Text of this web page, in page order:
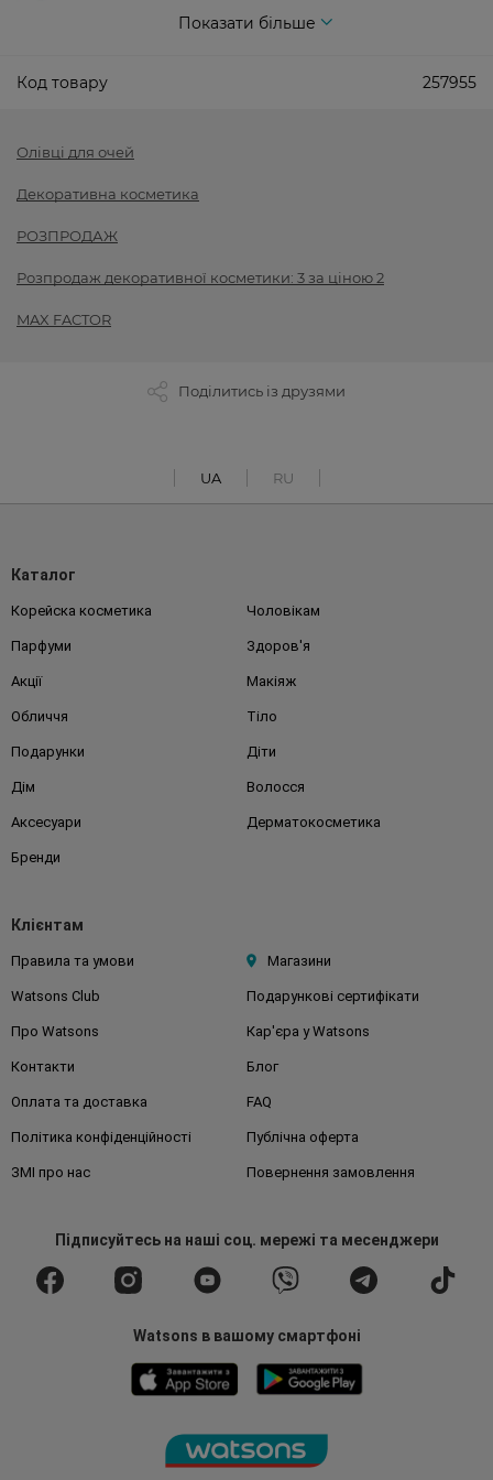
Показати більше
Код товару 257955
Олівці для очей
Декоративна косметика
РОЗПРОДАЖ
Розпродаж декоративної косметики: 3 за ціною 2
MAX FACTOR
Поділитись із друзями
UA RU
Каталог
Корейска косметика Чоловікам
Парфуми Здоров'я
Акції Макіяж
Обличчя Тіло
Подарунки Діти
Дім Волосся
Аксесуари Дерматокосметика
Бренди
Клієнтам
Правила та умови Магазини
Watsons Club Подарункові сертифікати
Про Watsons Кар'єра у Watsons
Контакти Блог
Оплата та доставка FAQ
Політика конфіденційності Публічна оферта
ЗМІ про нас Повернення замовлення
Підписуйтесьна наші соц. мережі та месенджери
Watsons в вашому смартфоні